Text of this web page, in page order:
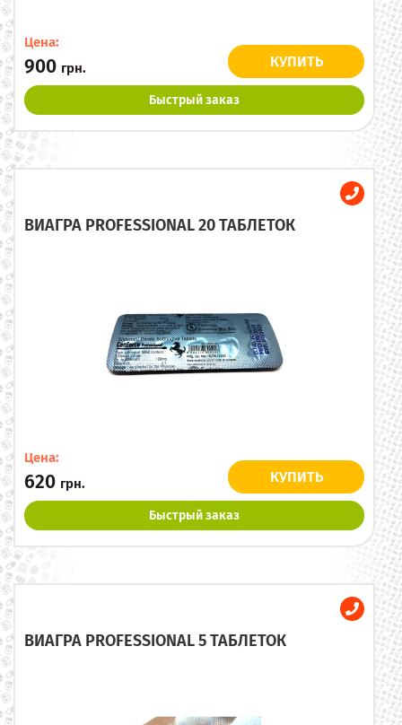
Цена:
900 грн. КУПИТЬ
Быстрый заказ
ВИАГРА PROFESSIONAL 20 ТАБЛЕТОК
Цена:
620 грн. КУПИТЬ
Быстрый заказ
ВИАГРА PROFESSIONAL 5 ТАБЛЕТОК